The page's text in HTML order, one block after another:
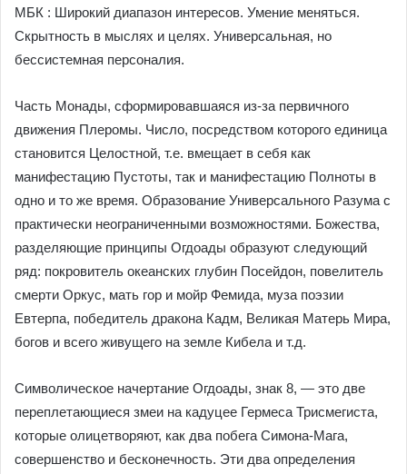
МБК : Широкий диапазон интересов. Умение меняться.
Скрытность в мыслях и целях. Универсальная, но
бессистемная персоналия.
Часть Монады, сформировавшаяся из-за первичного
движения Плеромы. Число, посредством которого единица
становится Целостной, т.е. вмещает в себя как
манифестацию Пустоты, так и манифестацию Полноты в
одно и то же время. Образование Универсального Разума с
практически неограниченными возможностями. Божества,
разделяющие принципы Огдоады образуют следующий
ряд: покровитель океанских глубин Посейдон, повелитель
смерти Оркус, мать гор и мойр Фемида, муза поэзии
Евтерпа, победитель дракона Кадм, Великая Матерь Мира,
богов и всего живущего на земле Кибела и т.д.
Символическое начертание Огдоады, знак 8, — это две
переплетающиеся змеи на кадуцее Гермеса Трисмегиста,
которые олицетворяют, как два побега Симона-Мага,
совершенство и бесконечность. Эти два определения